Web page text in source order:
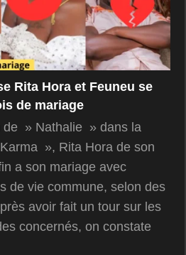
Rita Hora et Feuneu se
de mariage
de » Nathalie » dans la
», Rita Hora de son
a son mariage avec
de vie commune, selon des
avoir fait un tour sur les
concernés, on constate